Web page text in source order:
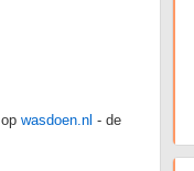
op wasdoen.nl - de